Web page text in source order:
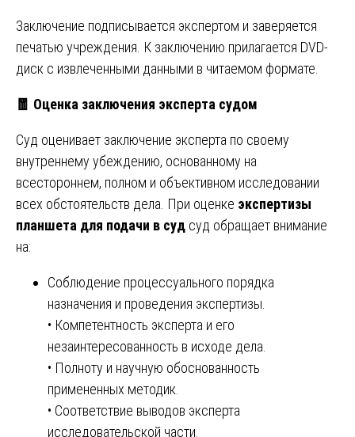
Заключение подписывается экспертом и заверяется
печатью учреждения. К заключению прилагается DVD-
диск с извлеченными данными в читаемом формате.
🧧 Оценка заключения эксперта судом
Суд оценивает заключение эксперта по своему
внутреннему убеждению, основанному на
всестороннем, полном и объективном исследовании
всех обстоятельств дела. При оценке экспертизы
планшета для подачи в суд суд обращает внимание
на:
Соблюдение процессуального порядка
назначения и проведения экспертизы.
• Компетентность эксперта и его
незаинтересованность в исходе дела.
• Полноту и научную обоснованность
примененных методик.
• Соответствие выводов эксперта
исследовательской части.